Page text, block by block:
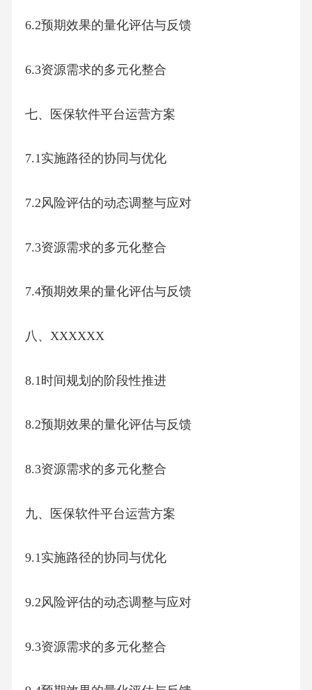
6.2预期效果的量化评估与反馈
6.3资源需求的多元化整合
七、医保软件平台运营方案
7.1实施路径的协同与优化
7.2风险评估的动态调整与应对
7.3资源需求的多元化整合
7.4预期效果的量化评估与反馈
八、XXXXXX
8.1时间规划的阶段性推进
8.2预期效果的量化评估与反馈
8.3资源需求的多元化整合
九、医保软件平台运营方案
9.1实施路径的协同与优化
9.2风险评估的动态调整与应对
9.3资源需求的多元化整合